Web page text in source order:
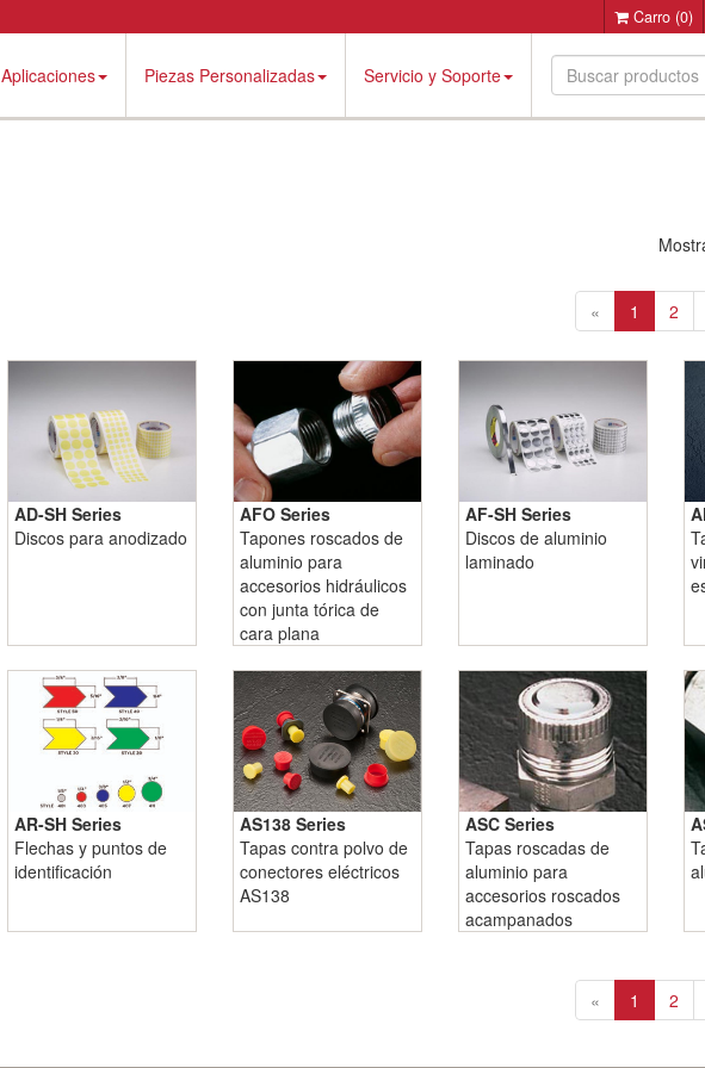
Carro (0)
Aplicaciones Piezas Personalizadas Servicio y Soporte
« 1 2
AD-SH Series
Discos para anodizado
AFO Series
Tapones roscados de
aluminio para
accesorios hidráulicos
con junta tórica de
cara plana
AF-SH Series
Discos de aluminio
laminado
AR-SH Series
Flechas y puntos de
identificación
AS138 Series
Tapas contra polvo de
conectores eléctricos
AS138
ASC Series
Tapas roscadas de
aluminio para
accesorios roscados
acampanados
« 1 2